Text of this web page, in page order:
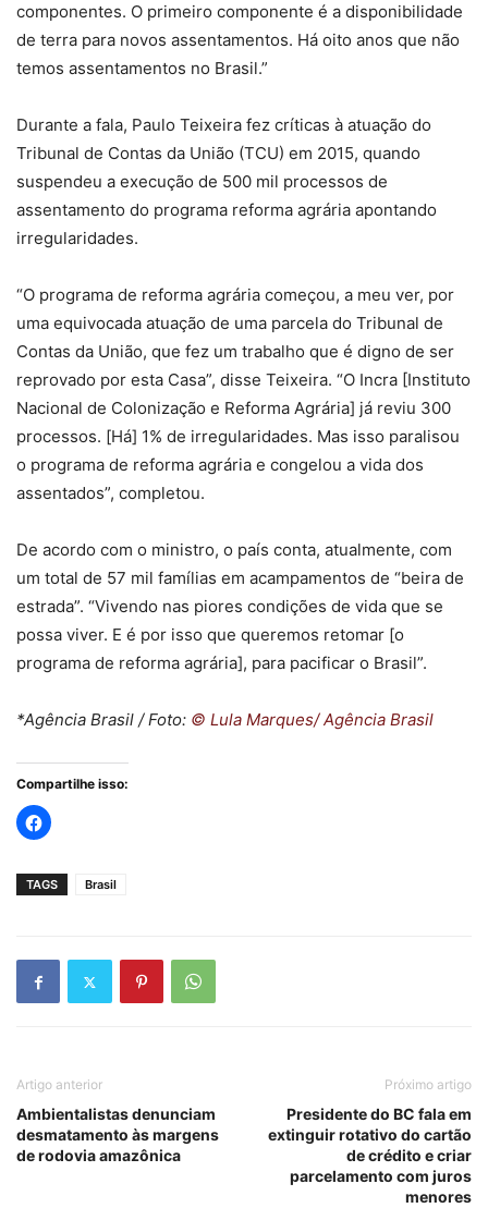
componentes. O primeiro componente é a disponibilidade
de terra para novos assentamentos. Há oito anos que não
temos assentamentos no Brasil.”
Durante a fala, Paulo Teixeira fez críticas à atuação do
Tribunal de Contas da União (TCU) em 2015, quando
suspendeu a execução de 500 mil processos de
assentamento do programa reforma agrária apontando
irregularidades.
“O programa de reforma agrária começou, a meu ver, por
uma equivocada atuação de uma parcela do Tribunal de
Contas da União, que fez um trabalho que é digno de ser
reprovado por esta Casa”, disse Teixeira. “O Incra [Instituto
Nacional de Colonização e Reforma Agrária] já reviu 300
processos. [Há] 1% de irregularidades. Mas isso paralisou
o programa de reforma agrária e congelou a vida dos
assentados”, completou.
De acordo com o ministro, o país conta, atualmente, com
um total de 57 mil famílias em acampamentos de “beira de
estrada”. “Vivendo nas piores condições de vida que se
possa viver. E é por isso que queremos retomar [o
programa de reforma agrária], para pacificar o Brasil”.
*Agência Brasil / Foto: © Lula Marques/ Agência Brasil
Compartilhe isso:
TAGS Brasil
Artigo anterior
Ambientalistas denunciam
desmatamento às margens
de rodovia amazônica
Próximo artigo
Presidente do BC fala em
extinguir rotativo do cartão
de crédito e criar
parcelamento com juros
menores